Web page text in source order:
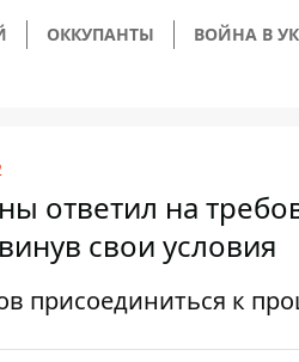
ОККУПАНТЫ ВОЙНА В
ответил на
свои условия
присоединиться к